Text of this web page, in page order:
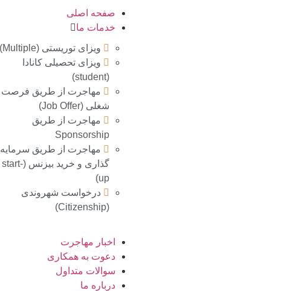
صفحه اصلی
خدمات ما
ویزای توریستی (Multiple)
ویزای تحصیلی کانادا
(student)
مهاجرت از طریق فرصت
شغلی (Job Offer)
مهاجرت از طریق
Sponsorship
مهاجرت از طريق سرمايه
گذاری و خريد بيزنس (start-
up)
درخواست شهروندی
(Citizenship)
اخبار مهاجرت
دعوت به همکاری
سوالات متداول
درباره ما